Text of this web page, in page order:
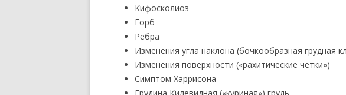
Кифосколиоз
Горб
Ребра
Изменения угла наклона (бочкообразная грудная
Изменения поверхности («рахитические четки»)
Симптом Харрисона